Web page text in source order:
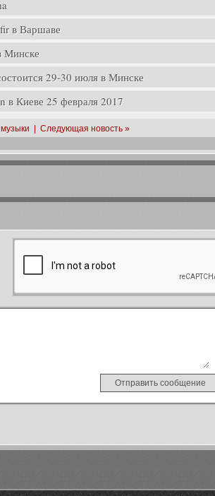
в Варшаве
Минске
29-30 июля в Минске
Киеве 25 февраля 2017
Следующая новость »